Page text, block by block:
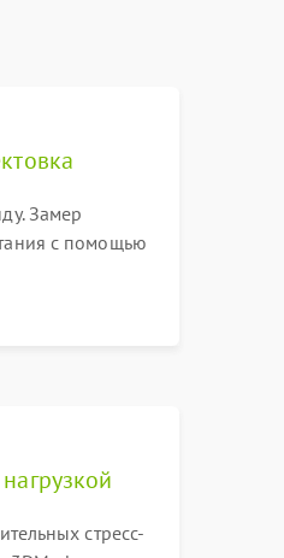
Замер
с помощью
стресс-